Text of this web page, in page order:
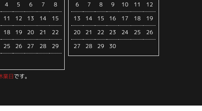
4 5 6 7
8
11 12 13 14
15
18 19 20 21
22
25 26 27 28
29
6
7 8 9 10 11
12
13
14 15 16 17 18
19
20
21 22 23 24 25
26
27
28 29 30
業日です。